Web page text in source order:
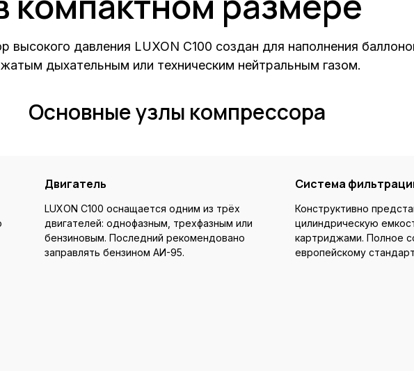
высокого давления LUXON C100 создан для наполнения
дыхательным или техническим нейтральным газом.
Основные узлы компрессора
Двигатель
LUXON C100 оснащается одним из трёх
двигателей: однофазным, трехфазным или
бензиновым. Последний рекомендовано
заправлять бензином АИ-95.
Система
Конструктивно
цилиндрическую
картриджами. Полное
европейскому